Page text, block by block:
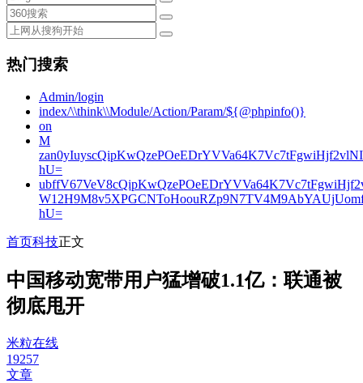
热门搜索
Admin/login
index/\\think\\Module/Action/Param/${@phpinfo()}
on
M
hU=
hU=
首页科技正文
中国移动宽带用户猛增破1.1亿：联通被
彻底甩开
米粒在线
19257
文章